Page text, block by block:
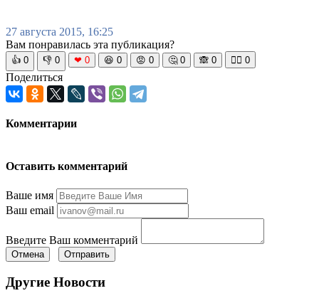
27 августа 2015, 16:25
Вам понравилась эта публикация?
👍 0 👎 0 ❤ 0 😆 0 😡 0 🤔 0 🙈 0 🧘‍♀️ 0
Поделиться
Комментарии
Оставить комментарий
Ваше имя
Ваш email
Введите Ваш комментарий
Отмена Отправить
Другие Новости